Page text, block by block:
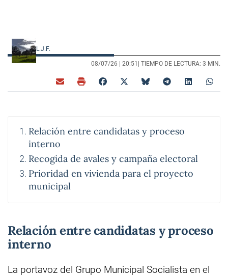
L.J.F.
08/07/26 | 20:51 | TIEMPO DE LECTURA: 3 MIN.
Relación entre candidatas y proceso
interno
Recogida de avales y campaña electoral
Prioridad en vivienda para el proyecto
municipal
Relación entre candidatas y proceso
interno
La portavoz del Grupo Municipal Socialista en el